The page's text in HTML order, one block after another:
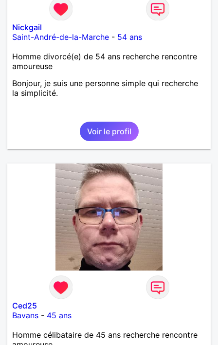
Nickgail
Saint-André-de-la-Marche - 54 ans
Homme divorcé(e) de 54 ans recherche rencontre
amoureuse
Bonjour, je suis une personne simple qui recherche
la simplicité.
Voir le profil
Ced25
Bavans - 45 ans
Homme célibataire de 45 ans recherche rencontre